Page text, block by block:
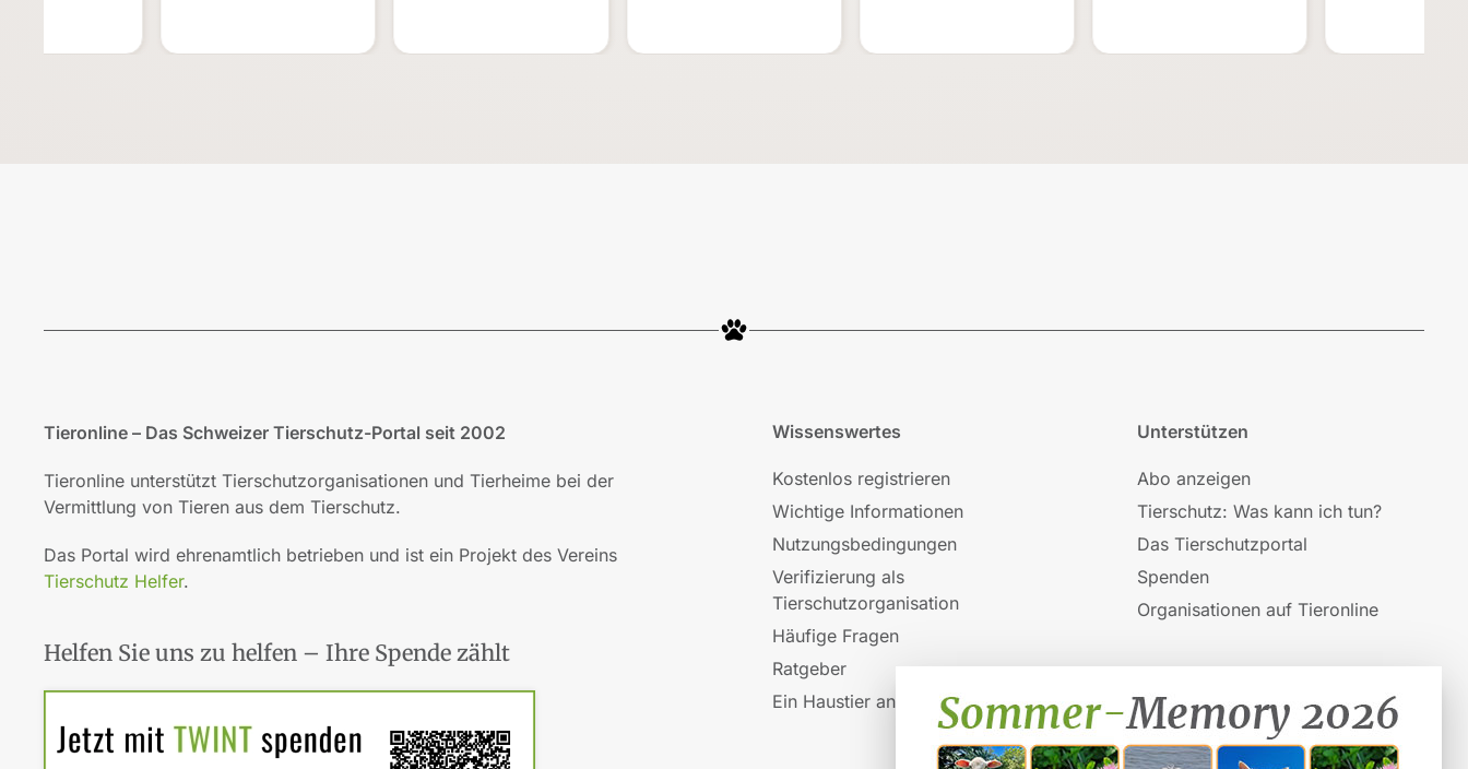
Tieronline – Das Schweizer Tierschutz-Portal seit 2002
Tieronline unterstützt Tierschutzorganisationen und Tierheime bei der
Vermittlung von Tieren aus dem Tierschutz.
Das Portal wird ehrenamtlich betrieben und ist ein Projekt des Vereins
Tierschutz Helfer.
Helfen Sie uns zu helfen – Ihre Spende zählt
Wissenswertes
Kostenlos registrieren
Wichtige Informationen
Nutzungsbedingungen
Verifizierung als
Tierschutzorganisation
Häufige Fragen
Ratgeber
Ein Haustier anschaffen
Unterstützen
Abo anzeigen
Tierschutz: Was kann ich tun?
Das Tierschutzportal
Spenden
Organisationen auf Tieronline